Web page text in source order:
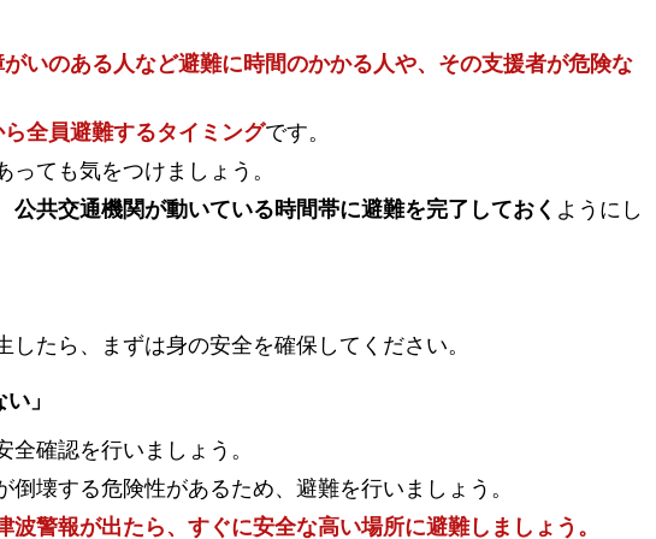
いのある人など避難に時間のかかる人や、その支援者が危険な
全員避難するタイミングです。
ても気をつけましょう。
公共交通機関が動いている時間帯に避難を完了しておく ようにし
したら、まずは身の安全を確保してください。
」
確認を行いましょう。
壊する危険性があるため、避難を行いましょう。
警報が出たら、すぐに安全な高い場所に避難しましょう。